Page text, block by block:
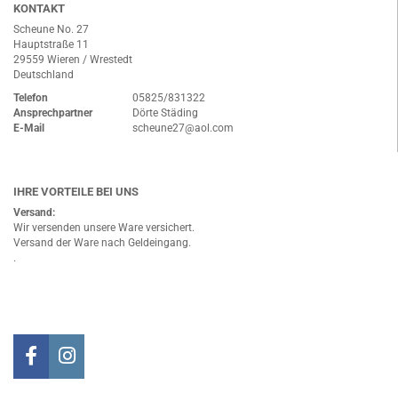
KONTAKT
Scheune No. 27
Hauptstraße 11
29559 Wieren / Wrestedt
Deutschland
Telefon
05825/831322
Ansprechpartner
Dörte Städing
E-Mail
scheune27@aol.com
IHRE VORTEILE BEI UNS
Versand:
Wir versenden unsere Ware versichert.
Versand der Ware nach Geldeingang.
.